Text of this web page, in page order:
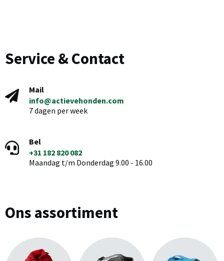
Service & Contact
Mail
info@actievehonden.com
7 dagen per week
Bel
+31 182 820 082
Maandag t/m Donderdag 9.00 - 16.00
Ons assortiment